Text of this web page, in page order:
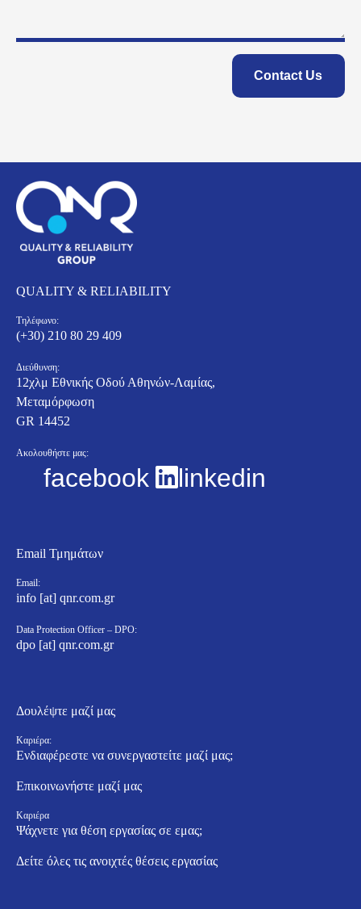
Contact Us
QUALITY & RELIABILITY
Τηλέφωνο:
(+30) 210 80 29 409
Διεύθυνση:
12χλμ Εθνικής Οδού Αθηνών-Λαμίας,
Μεταμόρφωση
GR 14452
Ακολουθήστε μας:
facebook linkedin
Email Τμημάτων
Email:
info [at] qnr.com.gr
Data Protection Officer – DPO:
dpo [at] qnr.com.gr
Δουλέψτε μαζί μας
Καριέρα:
Ενδιαφέρεστε να συνεργαστείτε μαζί μας;
Επικοινωνήστε μαζί μας
Καριέρα
Ψάχνετε για θέση εργασίας σε εμας;
Δείτε όλες τις ανοιχτές θέσεις εργασίας